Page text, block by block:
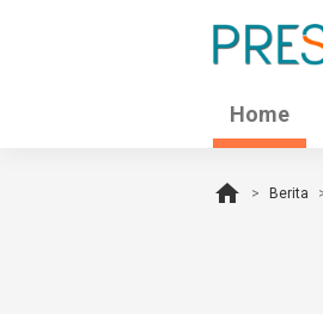
Home
home Berita